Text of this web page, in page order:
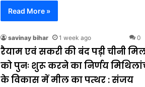
Read More »
savinay bihar 1 week ago 0
रैयाम एवं सकरी की बंद पड़ी चीनी
को पुनः शुरू करने का निर्णय
के विकास में मील का पत्थर : संजय